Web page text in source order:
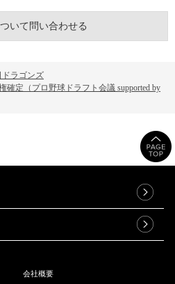
いて問い合わせる
ドラゴンズ
確定（プロ野球ドラフト会議 supported by
会社概要